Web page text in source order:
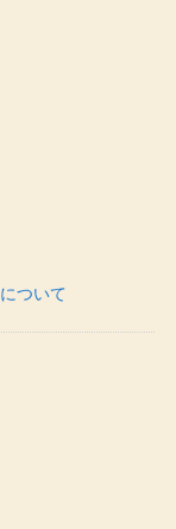
ついて